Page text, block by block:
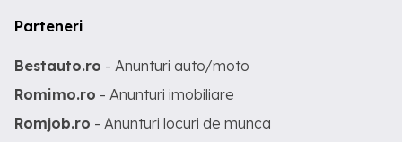
Parteneri
Bestauto.ro - Anunturi auto/moto
Romimo.ro - Anunturi imobiliare
Romjob.ro - Anunturi locuri de munca